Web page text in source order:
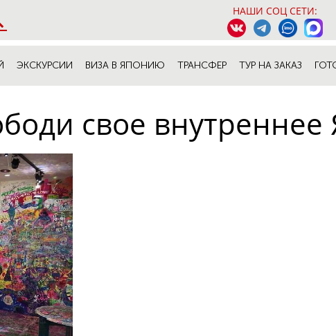
НАШИ СОЦ СЕТИ:
ЭКСКУРСИИ ВИЗА В ЯПОНИЮ ТРАНСФЕР ТУР НА ЗАКАЗ
свое внутреннее